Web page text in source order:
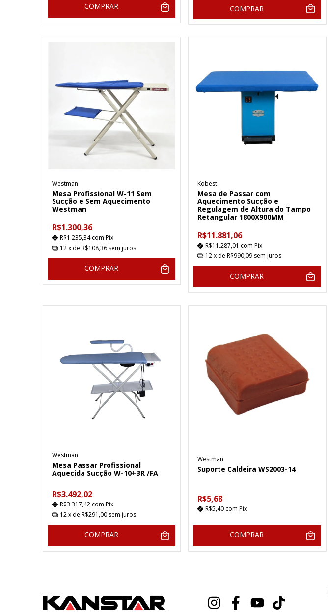
COMPRAR COMPRAR
Westman
Mesa Profissional W-11 Sem
Sucção e Sem Aquecimento
Westman
R$1.300,36
R$1.235,34com Pix
12x de R$108,36 sem juros
COMPRAR
Kobest
Mesa de Passar com
Aquecimento Sucção e
Regulagem de Altura do Tampo
Retangular 1800X900MM
R$11.881,06
R$11.287,01 com Pix
12x deR$990,09 sem juros
COMPRAR
Westman
Mesa Passar Profissional
Aquecida Sucção W-10+BR /FA
R$3.492,02
R$3.317,42 com Pix
12x de R$291,00 sem juros
COMPRAR
Westman
Suporte Caldeira WS2003-14
R$5,68
R$5,40 com Pix
COMPRAR